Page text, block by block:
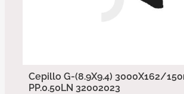
Cepillo G-(8.9X9.4) 3000X162/
PP.0.50LN 32002023